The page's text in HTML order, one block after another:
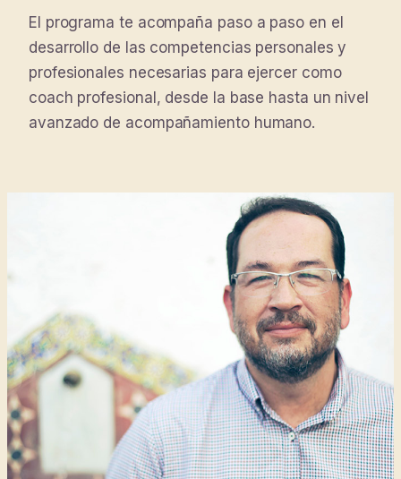
El programa te acompaña paso a paso en el
desarrollo de las competencias personales y
profesionales necesarias para ejercer como
coach profesional, desde la base hasta un nivel
avanzado de acompañamiento humano.